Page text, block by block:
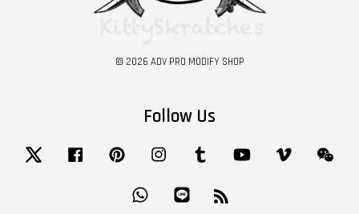
© 2026 ADV PRO MODIFY SHOP
Follow Us
Twitter Facebook Pinterest Instagram Tumblr YouTube Vimeo
Whatsapp